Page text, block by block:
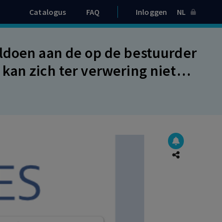
Catalogus FAQ Inloggen NL
aan de op de bestuurder
zich ter verwering niet
is. De rechten en
niet uit die van een andere